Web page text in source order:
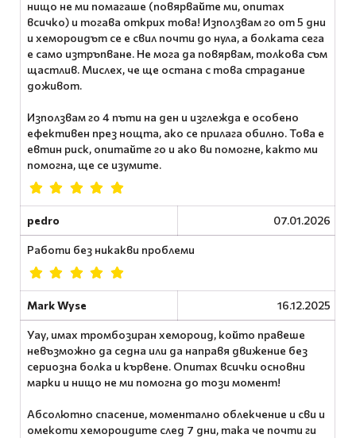
нищо не ми помагаше (повярвайте ми, опитах
всичко) и тогава открих това! Използвам го от 5 дни
и хемороидът се е свил почти до нула, а болката сега
е само изтръпване. Не мога да повярвам, толкова съм
щастлив. Мислех, че ще остана с това страдание
доживот.
Използвам го 4 пъти на ден и изглежда е особено
ефективен през нощта, ако се прилага обилно. Това е
евтин риск, опитайте го и ако ви помогне, както ми
помогна, ще се изумите.
pedro 07.01.2026
Работи без никакви проблеми
Mark Wyse 16.12.2025
Уау, имах тромбозиран хемороид, който правеше
невъзможно да седна или да направя движение без
сериозна болка и кървене. Опитах всички основни
марки и нищо не ми помогна до този момент!
Абсолютно спасение, моментално облекчение и сви и
омекоти хемороидите след 7 дни, така че почти ги